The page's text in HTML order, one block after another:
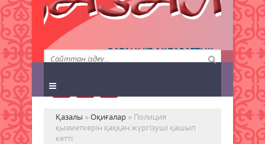
QAZALY.KZ АҚПАРАТТЫҚ
АГЕНТТІГІ
Қазалы »Оқиғалар » Полиция
қызметкерін қаққан жүргізуші қашып
кетті